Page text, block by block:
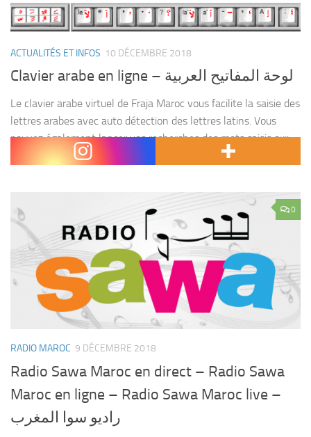
ACTUALITÉS ET INFOS 10 DÉCEMBRE 2018
Clavier arabe en ligne – لوحة المفاتيح العربية
Le clavier arabe virtuel de Fraja Maroc vous facilite la saisie des
lettres arabes avec auto détection des lettres latins. Vous
pouvez également lancer vos recherches des mots saisis sur
Google , Youtube ou...
0
RADIO MAROC 9 DÉCEMBRE 2018
Radio Sawa Maroc en direct – Radio Sawa
Maroc en ligne – Radio Sawa Maroc live –
راديو سوا المغرب